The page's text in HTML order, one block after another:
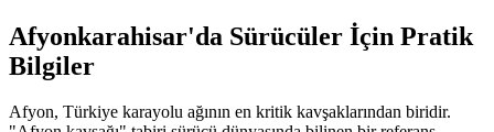
Afyonkarahisar'da Sürücüler İçin Pratik
Bilgiler
Afyon, Türkiye karayolu ağının en kritik kavşaklarından biridir.